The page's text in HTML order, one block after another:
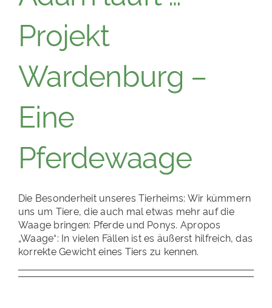
Projekt
Wardenburg –
Eine
Pferdewaage
Die Besonderheit unseres Tierheims: Wir kümmern
uns um Tiere, die auch mal etwas mehr auf die
Waage bringen: Pferde und Ponys. Apropos
„Waage“: In vielen Fällen ist es äußerst hilfreich, das
korrekte Gewicht eines Tiers zu kennen.